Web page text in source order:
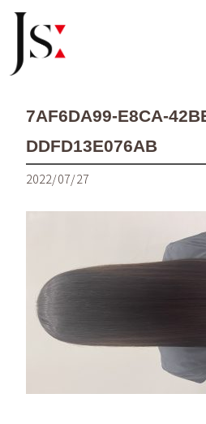
7AF6DA99-E8CA-
DDFD13E076AB
2022/07/27